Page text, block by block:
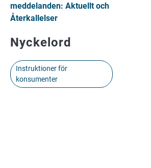
meddelanden: Aktuellt och
Återkallelser
Nyckelord
Instruktioner för
konsumenter